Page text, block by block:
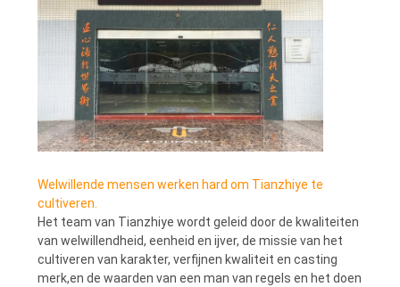
SITEMAP
PRIVACYBELEID
Welwillende mensen werken hard om Tianzhiye te
cultiveren.
Het team van Tianzhiye wordt geleid door de kwaliteiten
van welwillendheid, eenheid en ijver, de missie van het
cultiveren van karakter, verfijnen kwaliteit en casting
merk,en de waarden van een man van regels en het doen